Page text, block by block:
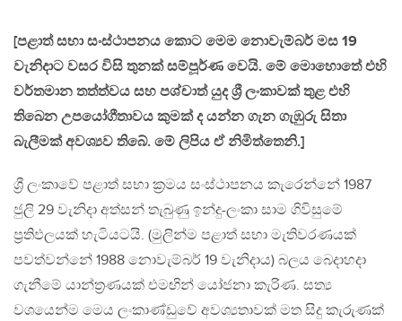
[පළාත් සභා සංස්ථාපනය කොට මෙම නොවැම්බර් මස 19
වැනිදාට වසර විසි තුනක් සම්පූර්ණ වෙයි. මේ මොහොතේ එහි
වර්තමාන තත්ත්වය සහ පශ්චාත් යුද ශ්‍රී ලංකාවක් තුළ එහි
තිබෙන උපයෝගීතාවය කුමක් ද යන්න ගැන ගැඹුරු සිතා
බැලීමක් අවශ්‍යව තිබේ. මේ ලිපිය ඒ නිමිත්තෙනි.]
ශ්‍රී ලංකාවේ පළාත් සභා ක්‍රමය සංස්ථාපනය කැරෙන්නේ 1987
ජුලි 29 වැනිදා අත්සන් තැබුණු ඉන්දු-ලංකා සාම ගිවිසුමේ
ප්‍රතිඵලයක් හැටියටයි. (මුලින්ම පළාත් සභා මැතිවරණයක්
පවත්වන්නේ 1988 නොවැම්බර් 19 වැනිදාය) බලය බෙදාහදා
ගැනීමේ යාන්ත්‍රණයක් එමඟින් යෝජනා කැරිණ. සත්‍ය
වශයෙන්ම මෙය ලංකාණ්ඩුවේ අවශ්‍යතාවක් මත සිදු කැරුණක්